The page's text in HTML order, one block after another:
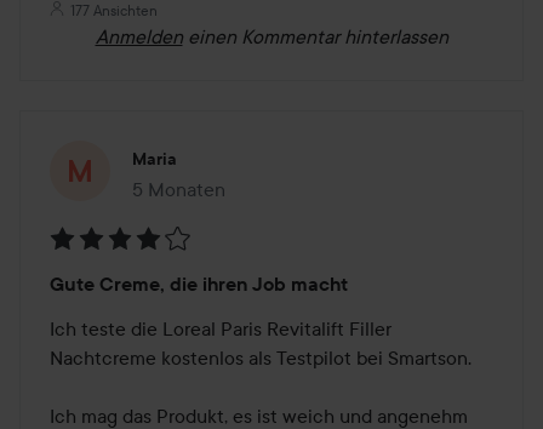
177 Ansichten
Anmelden einen Kommentar hinterlassen
Maria
5 Monaten
Der Beitrag wurde 5 Monaten erstellt
4
von
5
Gute Creme, die ihren Job macht
Ich teste die Loreal Paris Revitalift Filler
Nachtcreme kostenlos als Testpilot bei Smartson.
Ich mag das Produkt, es ist weich und angenehm